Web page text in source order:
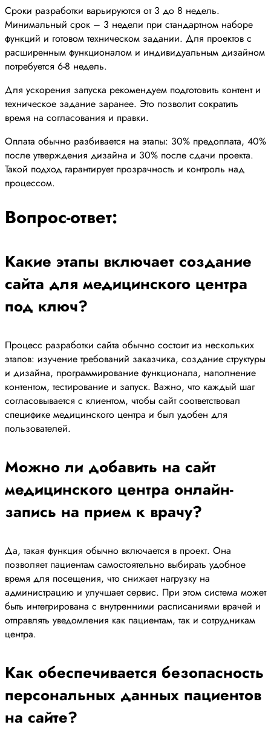
Сроки разработки варьируются от 3 до 8 недель.
Минимальный срок – 3 недели при стандартном наборе
функций и готовом техническом задании. Для проектов с
расширенным функционалом и индивидуальным дизайном
потребуется 6-8 недель.
Для ускорения запуска рекомендуем подготовить контент и
техническое задание заранее. Это позволит сократить
время на согласования и правки.
Оплата обычно разбивается на этапы: 30% предоплата, 40%
после утверждения дизайна и 30% после сдачи проекта.
Такой подход гарантирует прозрачность и контроль над
процессом.
Вопрос-ответ:
Какие этапы включает создание
сайта для медицинского центра
под ключ?
Процесс разработки сайта обычно состоит из нескольких
этапов: изучение требований заказчика, создание структуры
и дизайна, программирование функционала, наполнение
контентом, тестирование и запуск. Важно, что каждый шаг
согласовывается с клиентом, чтобы сайт соответствовал
специфике медицинского центра и был удобен для
пользователей.
Можно ли добавить на сайт
медицинского центра онлайн-
запись на прием к врачу?
Да, такая функция обычно включается в проект. Она
позволяет пациентам самостоятельно выбирать удобное
время для посещения, что снижает нагрузку на
администрацию и улучшает сервис. При этом система может
быть интегрирована с внутренними расписаниями врачей и
отправлять уведомления как пациентам, так и сотрудникам
центра.
Как обеспечивается безопасность
персональных данных пациентов
на сайте?